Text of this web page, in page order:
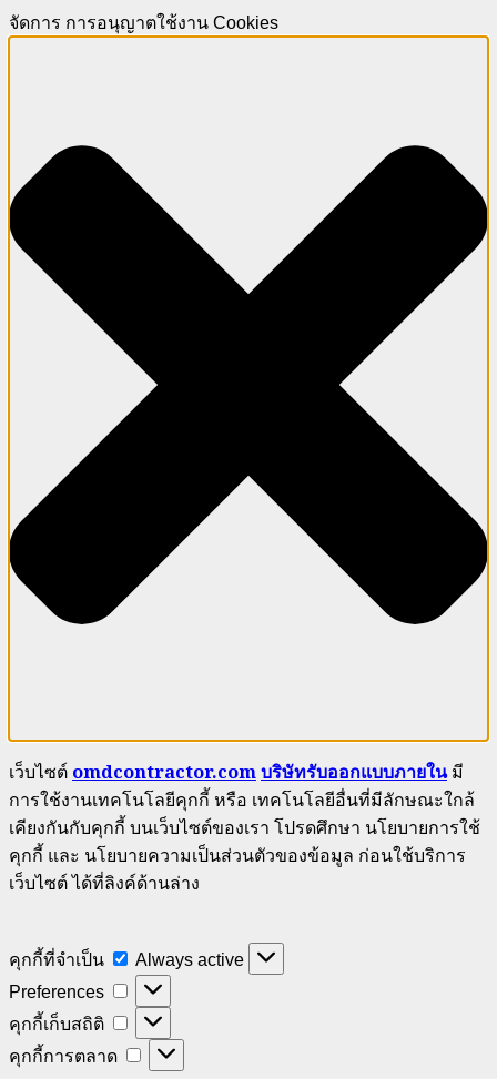
จัดการ การอนุญาตใช้งาน Cookies
เว็บไซต์ omdcontractor.comบริษัทรับออกแบบภายในมี
การใช้งานเทคโนโลยีคุกกี้ หรือ เทคโนโลยีอื่นที่มีลักษณะใกล้
เคียงกันกับคุกกี้ บนเว็บไซต์ของเรา โปรดศึกษา นโยบายการใช้
คุกกี้ และ นโยบายความเป็นส่วนตัวของข้อมูล ก่อนใช้บริการ
เว็บไซต์ ได้ที่ลิงค์ด้านล่าง
คุกกี้ที่จำเป็น
คุกกี้
ที่
จำเป็น
Always active
Preferences
Preferences
คุกกี้เก็บสถิติ
คุกกี้
เก็บ
คุกกี้การตลาด
คุกกี้